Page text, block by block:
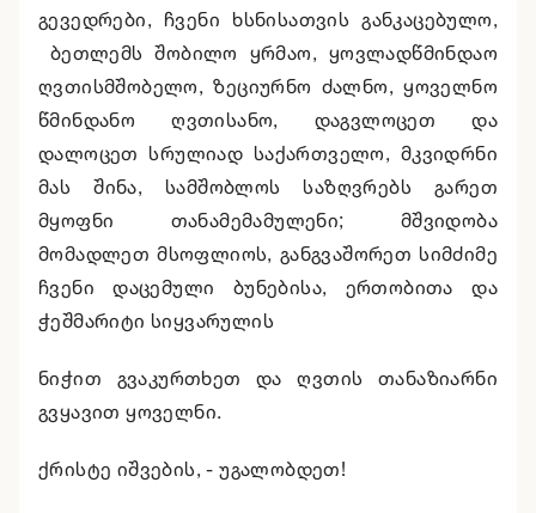
გევედრები, ჩვენი ხსნისათვის განკაცებულო,
ბეთლემს შობილო ყრმაო, ყოვლადწმინდაო
ღვთისმშობელო, ზეციურნო ძალნო, ყოველნო
წმინდანო ღვთისანო, დაგვლოცეთ და
დალოცეთ სრულიად საქართველო, მკვიდრნი
მას შინა, სამშობლოს საზღვრებს გარეთ
მყოფნი თანამემამულენი; მშვიდობა
მომადლეთ მსოფლიოს, განგვაშორეთ სიმძიმე
ჩვენი დაცემული ბუნებისა, ერთობითა და
ჭეშმარიტი სიყვარულის
ნიჭით გვაკურთხეთ და ღვთის თანაზიარნი
გვყავით ყოველნი.
ქრისტე იშვების, - უგალობდეთ!